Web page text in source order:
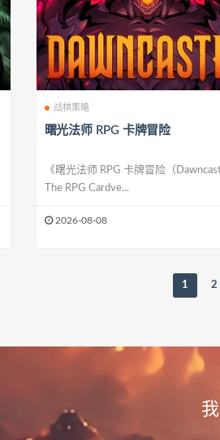
战棋策略
曙光法师 RPG 卡牌冒险
《曙光法师 RPG 卡牌冒险（
The RPG Cardve...
2026-08-08
1 2